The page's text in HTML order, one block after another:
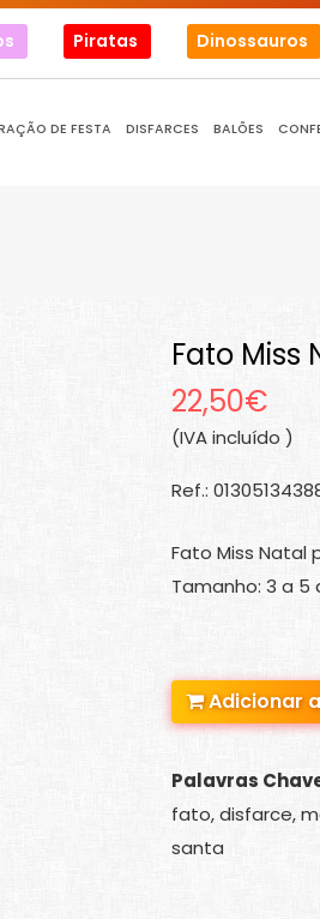
Piratas Dinossauros
DE FESTA DISFARCES BALÕES
Fato Miss
22,50€
(IVA incluído )
Ref.:
Fato Miss Natal
Tamanho: 3 a 5
Adicionar
Palavras
fato, disfarce,
santa